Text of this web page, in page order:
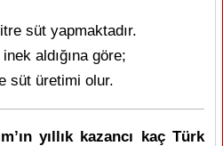
süt yapmaktadır.
aldığına göre;
süt üretimi olur.
yıllık kazancı kaç Türk